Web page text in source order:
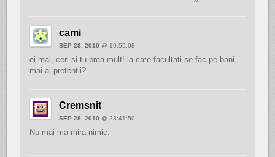
cami
SEP 28, 2010 @ 19:55:08
ei mai, ceri si tu prea mult! la cate facultati se fac pe bani
mai ai pretentii?
Cremsnit
SEP 28, 2010 @ 23:41:50
Nu mai ma mira nimic.